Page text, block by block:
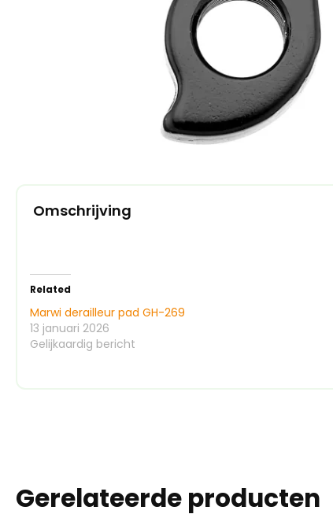
Omschrijving
Related
Marwi derailleur pad GH-269
13 januari 2026
Gelijkaardig bericht
Gerelateerde producten